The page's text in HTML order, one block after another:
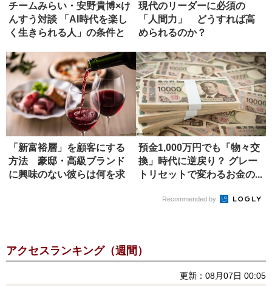
チームみらい・安野貴博×け
んすう対談 「AI時代を楽し
く生きられる人」の条件と
現代のリーダーに必須の
「人間力」 どうすれば高
められるのか？
「新富裕層」を顧客にする
方法 豪邸・高級ブランド
に興味のない彼らは何を求
預金1,000万円でも「物々交
換」時代に逆戻り？ グレー
トリセットで変わるお金の...
Recommended by
アクセスランキング（週間）
更新：08月07日 00:05